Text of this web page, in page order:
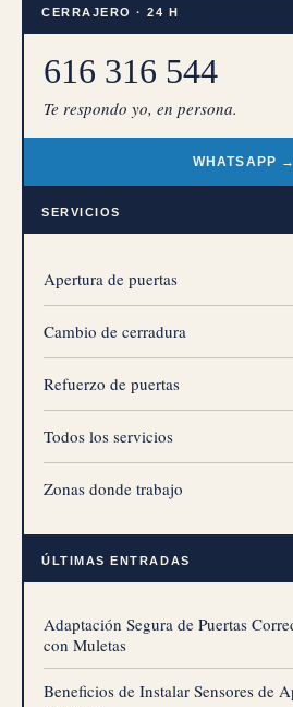
CERRAJERO · 24 H
616 316 544
Te respondo yo, en persona.
WHATSAPP →
SERVICIOS
Apertura de puertas
Cambio de cerradura
Refuerzo de puertas
Todos los servicios
Zonas donde trabajo
ÚLTIMAS ENTRADAS
Adaptación Segura de Puertas
con Muletas
Beneficios de Instalar Sensores de